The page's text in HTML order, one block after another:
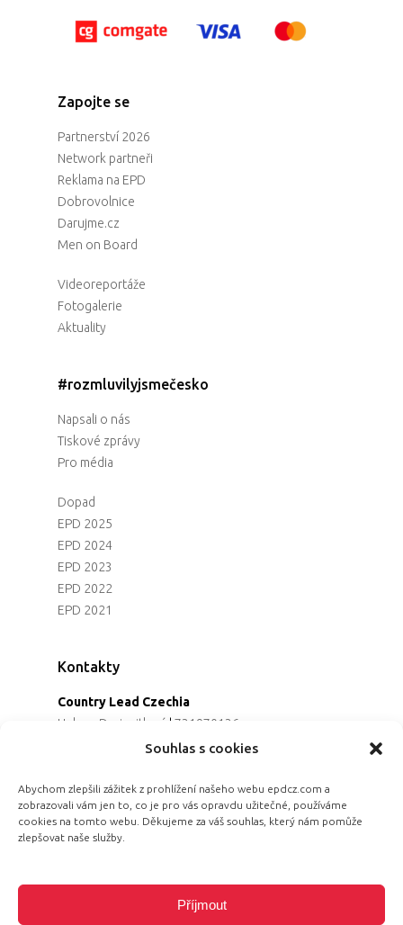
Souhlas s cookies
Abychom zlepšili zážitek z prohlížení našeho webu epdcz.com a
zobrazovali vám jen to, co je pro vás opravdu užitečné, používáme
cookies na tomto webu. Děkujeme za váš souhlas, který nám pomůže
zlepšovat naše služby.
Příjmout
Zapojte se
Partnerství 2026
Network partneři
Reklama na EPD
Dobrovolnice
Darujme.cz
Men on Board
Videoreportáže
Fotogalerie
Aktuality
#rozmluvilyjsmečesko
Napsali o nás
Tiskové zprávy
Pro média
Dopad
EPD 2025
EPD 2024
EPD 2023
EPD 2022
EPD 2021
Kontakty
Country Lead Czechia
Helena Dreiseitlová | 731970136
Koordinátorka projektu
Programová ředitelka
Jana Černoušková |607782535
Partnerství & fundraising